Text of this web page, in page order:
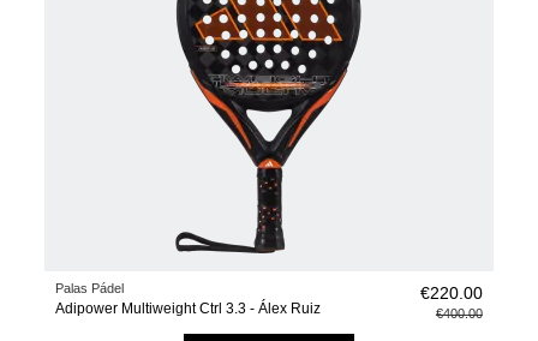
Palas Pádel
Adipower Multiweight Ctrl 3.3 - Álex Ruiz
€220.00
€400.00